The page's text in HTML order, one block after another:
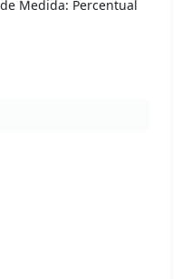
Medida: Percentual